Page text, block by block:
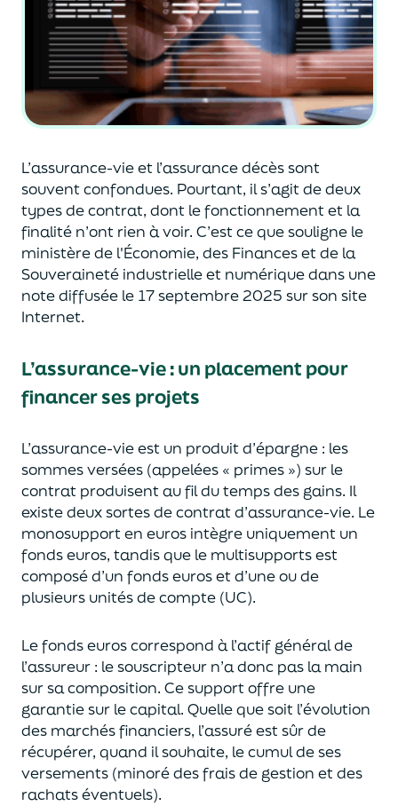
L’assurance-vie et l’assurance décès sont
souventconfondues. Pourtant, il s’agit de deux
types de contrat, dont le fonctionnement et la
finalité n’ont rien à voir. C’est ce que souligne le
ministère de l'Économie, des Financeset de la
Souveraineté industrielle et numériquedans une
note diffusée le 17 septembre 2025 sur son site
Internet.
L’assurance-vie : un placement pour
financer ses projets
L’assurance-vie est un produit d’épargne : les
sommes versées (appelées « primes ») sur le
contrat produisent au fil du temps des gains. Il
existe deux sortesde contrat d’assurance-vie. Le
monosupport en euros intègre uniquement un
fonds euros, tandis que le multisupports est
composé d’un fonds euros et d’une ou de
plusieurs unités de compte (UC).
Le fonds euros correspond à l’actif général de
l’assureur : le souscripteur n’a donc pas la main
sur sa composition. Ce support offre une
garantie sur le capital. Quelle que soit l’évolution
des marchés financiers, l’assuré est sûr de
récupérer, quand il souhaite, le cumul de ses
versements (minoré des frais de gestion et des
rachats éventuels).